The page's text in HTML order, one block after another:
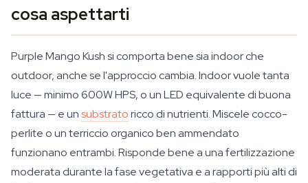
cosa aspettarti
Purple Mango Kush si comporta bene sia indoor che
outdoor, anche se l'approccio cambia. Indoor vuole tanta
luce — minimo 600W HPS, o un LED equivalente di buona
fattura — e unsubstratoricco di nutrienti. Miscele cocco-
perlite o un terriccio organico ben ammendato
funzionano entrambi. Risponde bene a una fertilizzazione
moderata durante la fase vegetativa e a rapporti più alti di